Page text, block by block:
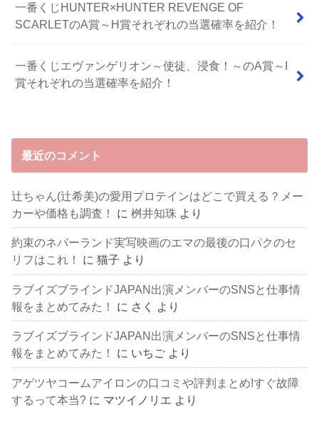
一番くじHUNTER×HUNTER REVENGE OF
SCARLETのA賞～H賞それぞれの当選確率を紹介！
一番くじエヴァンゲリオン～使徒、浸食！～のA賞～I
賞それぞれの当選確率を紹介！
最近のコメント
辻ちゃん(辻希美)の愛用プロテインはどこで買える？メー
カーや価格も調査！
に桝井知珠 より
約束のネバーランド実写映画のエマの最後の口パクのセ
リフはこれ！
に猫子 より
ラブイズブラインドJAPAN出演メンバーのSNSと仕事情
報をまとめてみた！
に さく より
ラブイズブラインドJAPAN出演メンバーのSNSと仕事情
報をまとめてみた！
に いちご より
アゲツヤコームアイロンの口コミや評判まとめ!すぐ故障
するって本当? に マツイノリエ より